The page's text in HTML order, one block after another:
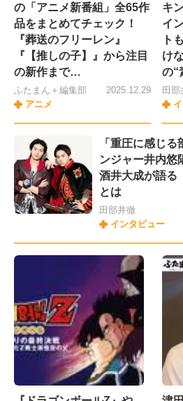
の「アニメ新番組」全65作
品をまとめてチェック！
『葬送のフリーレン』
『【推しの子】』から注目
の新作まで…
ふたまん＋編集部
アニメ
2025.12.29
キ
イ
ト
け
の“
田部
「重圧に感じ
ンジャー井内悠
酒井大成が語る
とは
田部井徹
インタビュー